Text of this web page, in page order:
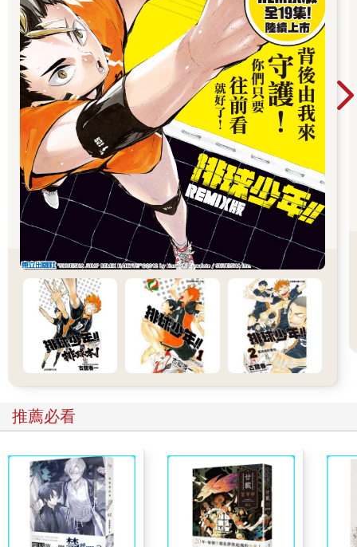
推薦必看